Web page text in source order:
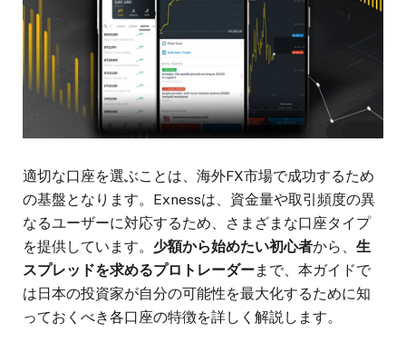
適切な口座を選ぶことは、海外FX市場で成功するため
の基盤となります。Exnessは、資金量や取引頻度の異
なるユーザーに対応するため、さまざまな口座タイプ
を提供しています。 少額から始めたい初心者から、 生
スプレッドを求めるプロトレーダーまで、本ガイドで
は日本の投資家が自分の可能性を最大化するために知
っておくべき各口座の特徴を詳しく解説します。